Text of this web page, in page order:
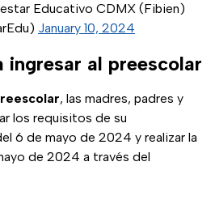
Educativo CDMX (Fibien)
January 10, 2024
ingresar al preescolar
, las madres, padres y
los requisitos de su
6 de mayo de 2024 y realizar la
de 2024 a través del